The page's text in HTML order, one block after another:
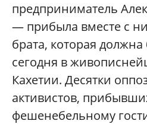
предприниматель
— прибыла вместе с
брата, которая должна
сегодня в
Кахетии. Десятки
активистов,
фешенебельному